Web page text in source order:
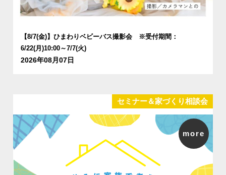
【8/7(金)】ひまわりベビーバス撮影会 ※受付期間：
6/22(月)10:00～7/7(火)
2026年08月07日
セミナー＆家づくり相談会
more